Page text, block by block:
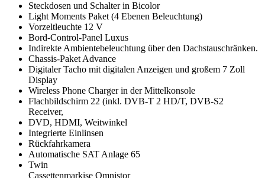
Steckdosen und Schalter in Bicolor
Light Moments Paket (4 Ebenen Beleuchtung)
Vorzeltleuchte 12 V
Bord-Control-Panel Luxus
Indirekte Ambientebeleuchtung über den Dachstauschränken.
Chassis-Paket Advance
Digitaler Tacho mit digitalen Anzeigen und großem 7 Zoll
Display
Wireless Phone Charger in der Mittelkonsole
Flachbildschirm 22 (inkl. DVB-T 2 HD/T, DVB-S2
Receiver,
DVD, HDMI, Weitwinkel
Integrierte Einlinsen
Rückfahrkamera
Automatische SAT Anlage 65
Twin
Cassettenmarkise Omnistor